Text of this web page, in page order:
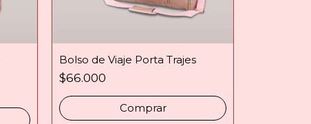
Bolso de Viaje Porta Trajes
$66.000
Comprar